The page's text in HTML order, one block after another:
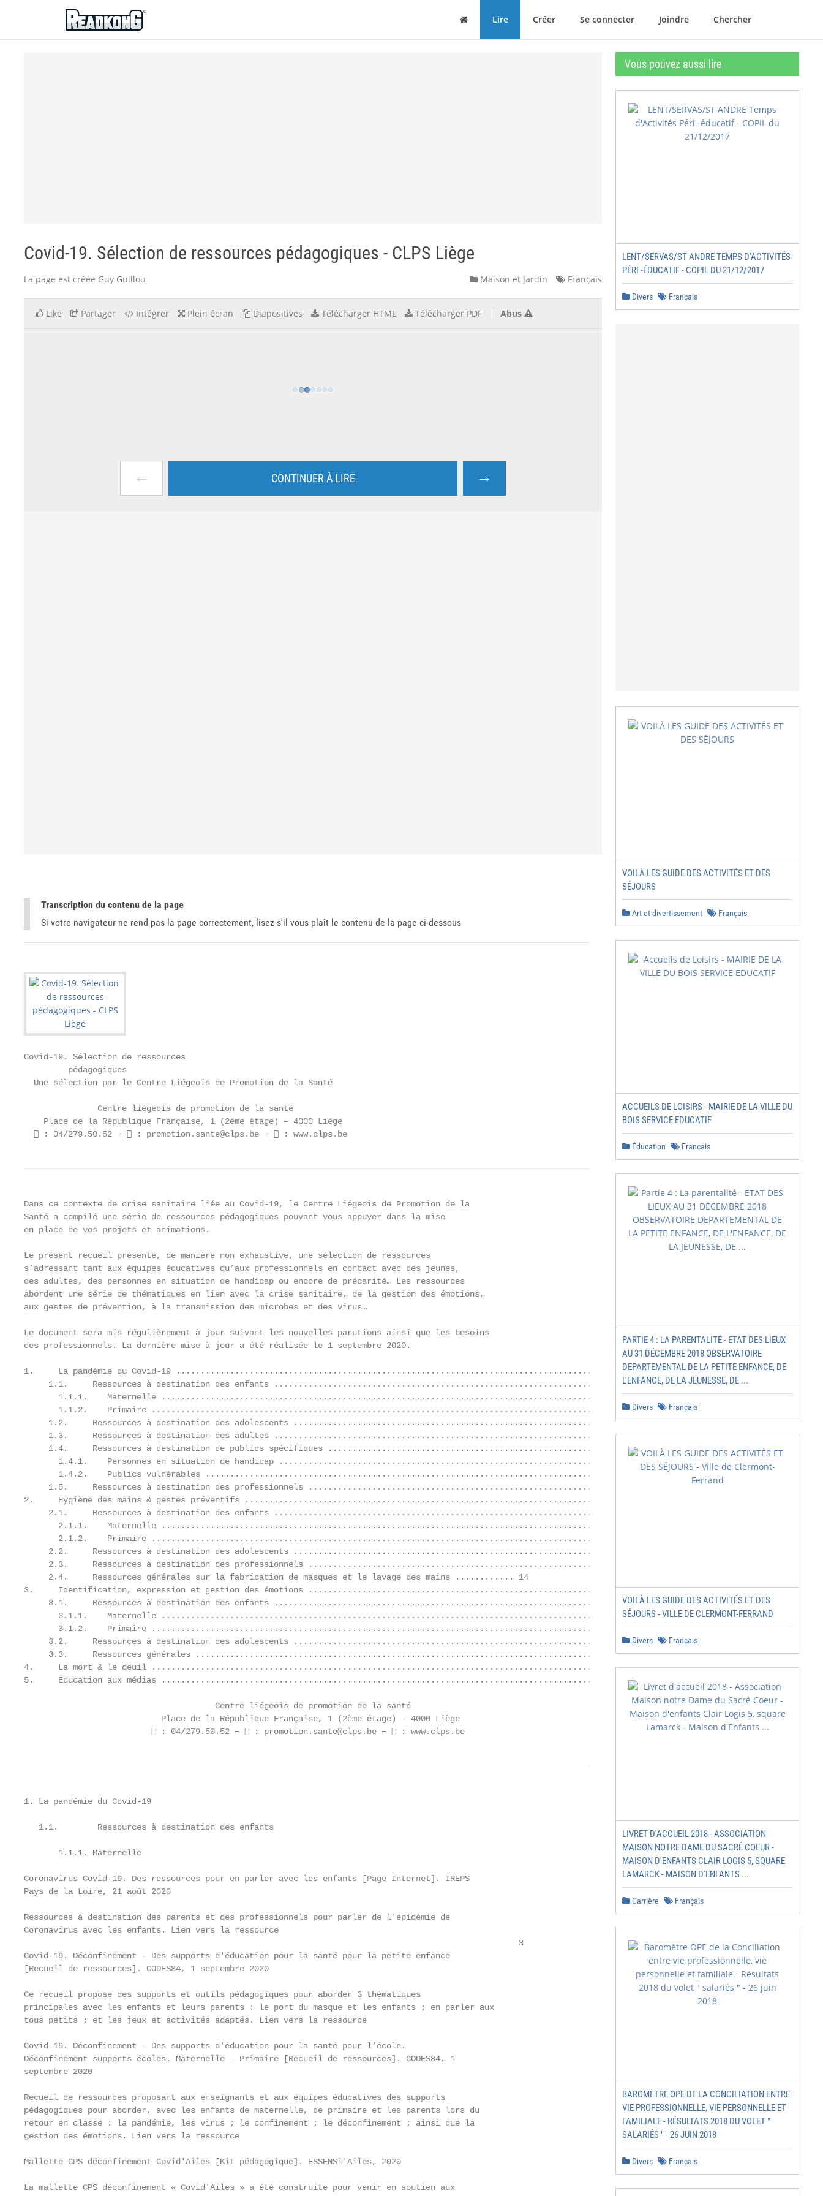
ReadkonG
MaisonLire Créer Se connecter Joindre Chercher
Covid-19. Sélection de ressources pédagogiques - CLPS Liège
La page est créée Guy Guillou Maison et Jardin Français
Like Partager Intégrer Plein écran Diapositives Télécharger HTML Télécharger PDF Abus
← CONTINUER À LIRE →
Transcription du contenu de la page
Si votre navigateur ne rend pas la page correctement, lisez s'il vous plaît le contenu de la page ci-dessous
Covid-19. Sélection de ressources
         pédagogiques
  Une sélection par le Centre Liégeois de Promotion de la Santé
               Centre liégeois de promotion de la santé
    Place de la République Française, 1 (2ème étage) – 4000 Liège
   : 04/279.50.52 −  : promotion.sante@clps.be −  : www.clps.be
Dans ce contexte de crise sanitaire liée au Covid-19, le Centre Liégeois de Promotion de la
Santé a compilé une série de ressources pédagogiques pouvant vous appuyer dans la mise
en place de vos projets et animations.
Le présent recueil présente, de manière non exhaustive, une sélection de ressources
s’adressant tant aux équipes éducatives qu’aux professionnels en contact avec des jeunes,
des adultes, des personnes en situation de handicap ou encore de précarité… Les ressources
abordent une série de thématiques en lien avec la crise sanitaire, de la gestion des émotions,
aux gestes de prévention, à la transmission des microbes et des virus…
Le document sera mis régulièrement à jour suivant les nouvelles parutions ainsi que les besoins
des professionnels. La dernière mise à jour a été réalisée le 1 septembre 2020.                                                                               2
1.     La pandémie du Covid-19 ........................................................................................................... 3
     1.1.     Ressources à destination des enfants ................................................................................. 3
       1.1.1.    Maternelle .......................................................................................................................... 3
       1.1.2.    Primaire ............................................................................................................................... 4
     1.2.     Ressources à destination des adolescents ........................................................................ 6
     1.3.     Ressources à destination des adultes ................................................................................. 7
     1.4.     Ressources à destination de publics spécifiques .............................................................. 8
       1.4.1.    Personnes en situation de handicap .............................................................................. 8
       1.4.2.    Publics vulnérables ............................................................................................................ 8
     1.5.     Ressources à destination des professionnels ..................................................................... 9
2.     Hygiène des mains & gestes préventifs .................................................................................... 11
     2.1.     Ressources à destination des enfants ............................................................................... 11
       2.1.1.    Maternelle ........................................................................................................................ 11
       2.1.2.    Primaire ............................................................................................................................. 12
     2.2.     Ressources à destination des adolescents ...................................................................... 13
     2.3.     Ressources à destination des professionnels ................................................................... 14
     2.4.     Ressources générales sur la fabrication de masques et le lavage des mains ............ 14
3.     Identification, expression et gestion des émotions ................................................................. 15
     3.1.     Ressources à destination des enfants ............................................................................... 15
       3.1.1.    Maternelle ........................................................................................................................ 15
       3.1.2.    Primaire ............................................................................................................................. 15
     3.2.     Ressources à destination des adolescents ...................................................................... 16
     3.3.     Ressources générales ......................................................................................................... 16
4.     La mort & le deuil ......................................................................................................................... 17
5.     Éducation aux médias ................................................................................................................ 18
                                       Centre liégeois de promotion de la santé
                            Place de la République Française, 1 (2ème étage) – 4000 Liège
                           : 04/279.50.52 −  : promotion.sante@clps.be −  : www.clps.be
1. La pandémie du Covid-19
   1.1.        Ressources à destination des enfants
       1.1.1. Maternelle
Coronavirus Covid-19. Des ressources pour en parler avec les enfants [Page Internet]. IREPS
Pays de la Loire, 21 août 2020
Ressources à destination des parents et des professionnels pour parler de l'épidémie de
Coronavirus avec les enfants. Lien vers la ressource
                                                                                                     3
Covid-19. Déconfinement - Des supports d'éducation pour la santé pour la petite enfance
[Recueil de ressources]. CODES84, 1 septembre 2020
Ce recueil propose des supports et outils pédagogiques pour aborder 3 thématiques
principales avec les enfants et leurs parents : le port du masque et les enfants ; en parler aux
tous petits ; et les jeux et activités adaptés. Lien vers la ressource
Covid-19. Déconfinement - Des supports d'éducation pour la santé pour l'école.
Déconfinement supports écoles. Maternelle – Primaire [Recueil de ressources]. CODES84, 1
septembre 2020
Recueil de ressources proposant aux enseignants et aux équipes éducatives des supports
pédagogiques pour aborder, avec les enfants de maternelle, de primaire et les parents lors du
retour en classe : la pandémie, les virus ; le confinement ; le déconfinement ; ainsi que la
gestion des émotions. Lien vers la ressource
Mallette CPS déconfinement Covid'Ailes [Kit pédagogique]. ESSENSi'Ailes, 2020
La mallette CPS déconfinement « Covid'Ailes » a été construite pour venir en soutien aux
Vous pouvez aussi lire
LENT/SERVAS/ST ANDRE TEMPS D'ACTIVITÉS
PÉRI -ÉDUCATIF - COPIL DU 21/12/2017
Divers Français
VOILÀ LES GUIDE DES ACTIVITÉS ET DES
SÉJOURS
Art et divertissement Français
ACCUEILS DE LOISIRS - MAIRIE DE LA VILLE DU
BOIS SERVICE EDUCATIF
Éducation Français
PARTIE 4 : LA PARENTALITÉ - ETAT DES LIEUX
AU 31 DÉCEMBRE 2018 OBSERVATOIRE
DEPARTEMENTAL DE LA PETITE ENFANCE, DE
L'ENFANCE, DE LA JEUNESSE, DE ...
Divers Français
VOILÀ LES GUIDE DES ACTIVITÉS ET DES
SÉJOURS - VILLE DE CLERMONT-FERRAND
Divers Français
LIVRET D'ACCUEIL 2018 - ASSOCIATION
MAISON NOTRE DAME DU SACRÉ COEUR -
MAISON D'ENFANTS CLAIR LOGIS 5, SQUARE
LAMARCK - MAISON D'ENFANTS ...
Carrière Français
BAROMÈTRE OPE DE LA CONCILIATION ENTRE
VIE PROFESSIONNELLE, VIE PERSONNELLE ET
FAMILIALE - RÉSULTATS 2018 DU VOLET "
SALARIÉS " - 26 JUIN 2018
Divers Français